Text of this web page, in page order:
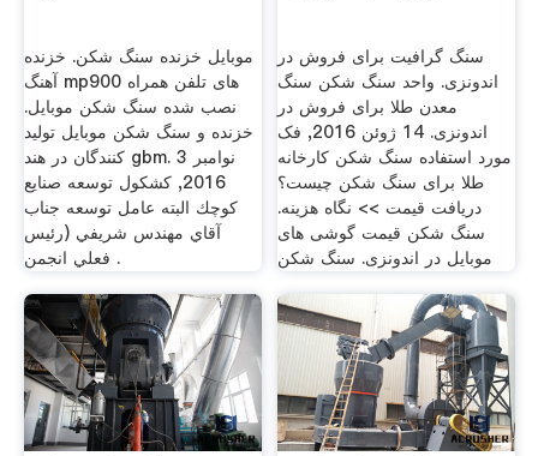
موبایل خزنده سنگ شکن. خزنده
آهنگ mp900 های تلفن همراه
نصب شده سنگ شکن موبایل.
خزنده و سنگ شکن موبایل تولید
کنندگان در هند gbm. 3 نوامبر
2016, کشکول توسعه صنايع
كوچك البته عامل توسعه جناب
آقاي مهندس شريفي (رئيس
فعلي انجمن .
سنگ گرافیت برای فروش در
اندونزی. واحد سنگ شکن سنگ
معدن طلا برای فروش در
اندونزی. 14 ژوئن 2016, فک
مورد استفاده سنگ شکن کارخانه
طلا برای سنگ شکن چیست؟
دریافت قیمت >> نگاه هزینه.
سنگ شکن قیمت گوشی های
موبایل در اندونزی. سنگ شکن